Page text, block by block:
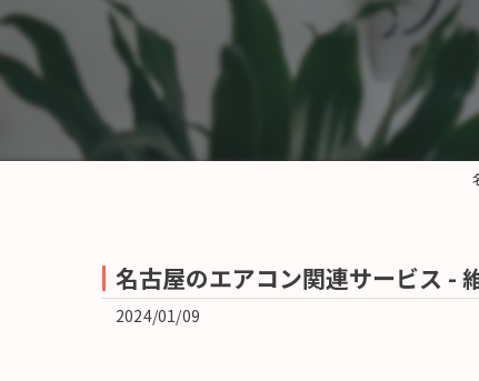
名古屋のエアコン関連サービス -
2024/01/09